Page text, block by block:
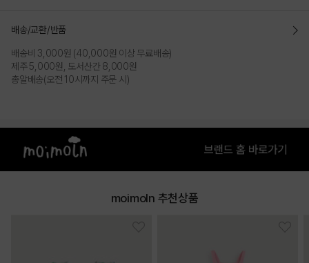
배송/교환/반품
배송비 3,000원 (40,000원 이상 무료배송)
제주 5,000원, 도서산간 8,000원
총알배송(오전 10시까지 주문 시)
moimoln 추천상품